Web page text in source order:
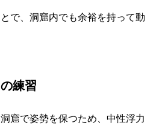
で、洞窟内でも余裕を持って動
練習
窟で姿勢を保つため、中性浮力